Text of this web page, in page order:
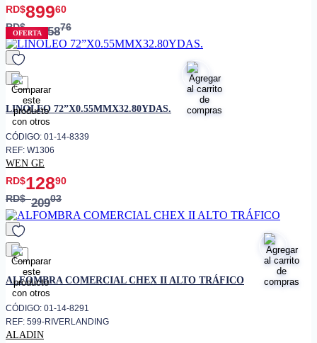
RD$89960
RD$1,45876
OFERTA
favorito
LINOLEO 72”X0.55MMX32.80YDAS.
CÓDIGO: 01-14-8339
REF: W1306
WEN GE
RD$12890
RD$20903
favorito
ALFOMBRA COMERCIAL CHEX II ALTO TRÁFICO
CÓDIGO: 01-14-8291
REF: 599-RIVERLANDING
ALADIN